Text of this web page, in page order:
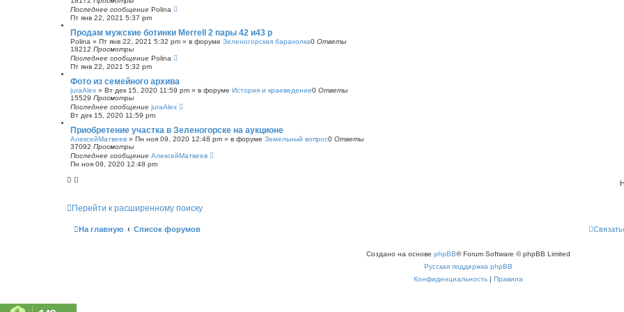
Последнее сообщение Polina
Пт янв 22, 2021 5:37 pm
Продам мужские ботинки Merrell 2 пары 42 и43 р
Polina » Пт янв 22, 2021 5:32 pm » в форуме Зеленогорская барахолка0 Ответы
18212 Просмотры
Последнее сообщение Polina
Пт янв 22, 2021 5:32 pm
Фото из семейного архива
juraAlex » Вт дек 15, 2020 11:59 pm » в форуме История и краеведение0 Ответы
15529 Просмотры
Последнее сообщение juraAlex
Вт дек 15, 2020 11:59 pm
Приобретение участка в Зеленогорске на аукционе
АлексейМатвеев » Пн ноя 09, 2020 12:48 pm » в форуме Земельный вопрос0 Ответы
37092 Просмотры
Последнее сообщение АлексейМатвеев
Пн ноя 09, 2020 12:48 pm
Перейти к расширенному поиску
На главную Список форумов
Создано на основе phpBB® Forum Software © phpBB Limited
Русская поддержка phpBB
Конфиденциальность| Правила